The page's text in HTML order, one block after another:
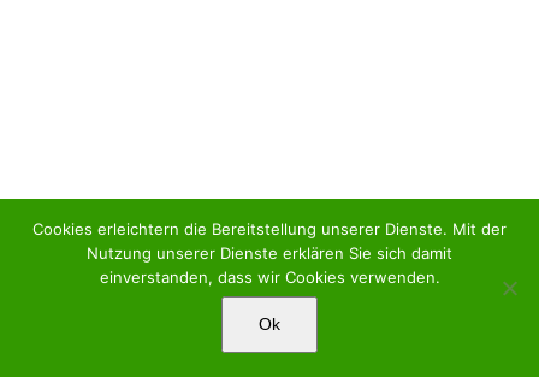
Cookies erleichtern die Bereitstellung unserer Dienste. Mit der
Nutzung unserer Dienste erklären Sie sich damit
einverstanden, dass wir Cookies verwenden.
Ok